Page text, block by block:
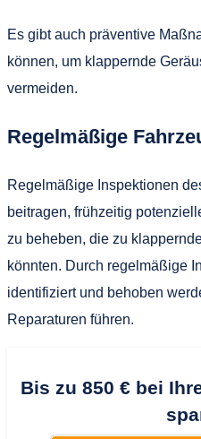
Es gibt auch präventive
können, um klappernde
vermeiden.
Regelmäßige
Regelmäßige Inspektionen
beitragen, frühzeitig
zu beheben, die zu
könnten. Durch regelmäßige
identifiziert und behoben
Reparaturen führen.
Bis zu 850 € bei